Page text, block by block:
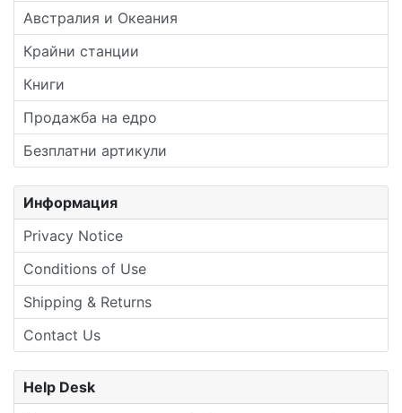
Австралия и Океания
Крайни станции
Книги
Продажба на едро
Безплатни артикули
Информация
Privacy Notice
Conditions of Use
Shipping & Returns
Contact Us
Help Desk